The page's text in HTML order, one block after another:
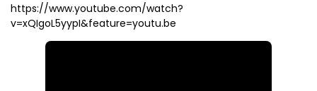
https://www.youtube.com/watch?
v=xQIgoL5yypI&feature=youtu.be